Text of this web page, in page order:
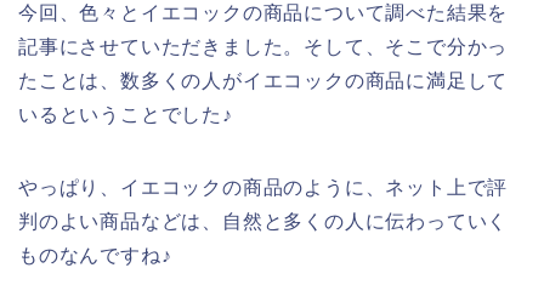
今回、色々とイエコックの商品について調べた結果を
記事にさせていただきました。そして、そこで分かっ
たことは、数多くの人がイエコックの商品に満足して
いるということでした♪
やっぱり、イエコックの商品のように、ネット上で評
判のよい商品などは、自然と多くの人に伝わっていく
ものなんですね♪